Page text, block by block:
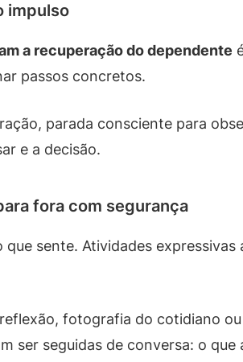
impulso
a recuperação do dependente
passos concretos.
parada consciente para
e a decisão.
fora com segurança
sente. Atividades expressivas
fotografia do cotidiano
ser seguidas de conversa: o